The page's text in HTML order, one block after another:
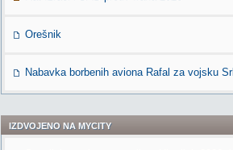
Orešnik
Nabavka borbenih aviona Rafal za vojsku
IZDVOJENO NA MYCITY